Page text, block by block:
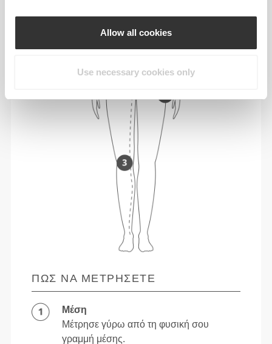
Allow all cookies
Use necessary cookies only
ΠΏΣ ΝΑ ΜΕΤΡΉΣΕΤΕ
Μέση
Μέτρησε γύρω από τη φυσική σου
γραμμή μέσης.